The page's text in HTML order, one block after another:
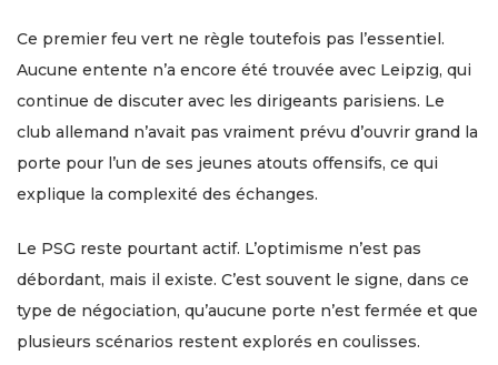
Ce premier feu vert ne règle toutefois pas l’essentiel.
Aucune entente n’a encore été trouvée avec Leipzig, qui
continue de discuter avec les dirigeants parisiens. Le
club allemand n’avait pas vraiment prévu d’ouvrir grand la
porte pour l’un de ses jeunes atouts offensifs, ce qui
explique la complexité des échanges.
Le PSG reste pourtant actif. L’optimisme n’est pas
débordant, mais il existe. C’est souvent le signe, dans ce
type de négociation, qu’aucune porte n’est fermée et que
plusieurs scénarios restent explorés en coulisses.